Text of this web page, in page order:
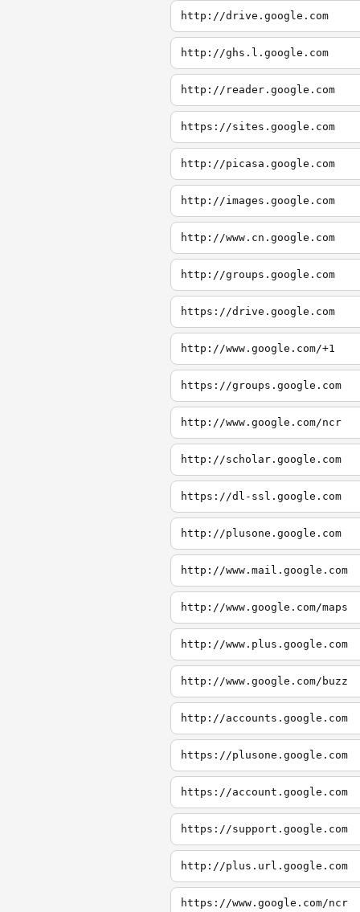
http://drive.google.com
http://ghs.l.google.com
http://reader.google.com
https://sites.google.com
http://picasa.google.com
http://images.google.com
http://www.cn.google.com
http://groups.google.com
https://drive.google.com
http://www.google.com/+1
https://groups.google.com
http://www.google.com/ncr
http://scholar.google.com
https://dl-ssl.google.com
http://plusone.google.com
http://www.mail.google.com
http://www.google.com/maps
http://www.plus.google.com
http://www.google.com/buzz
http://accounts.google.com
https://plusone.google.com
https://account.google.com
https://support.google.com
http://plus.url.google.com
https://www.google.com/ncr